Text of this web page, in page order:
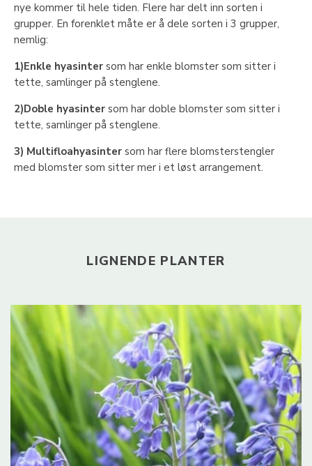
nye kommer til hele tiden. Flere har delt inn sorten i
grupper. En forenklet måte er å dele sorten i 3 grupper,
nemlig:
1)Enkle hyasinter som har enkle blomster som sitter i
tette, samlinger på stenglene.
2)Doble hyasinter som har doble blomster som sitter i
tette, samlinger på stenglene.
3) Multifloahyasinter som har flere blomsterstengler
med blomster som sitter mer i et løst arrangement.
LIGNENDE PLANTER